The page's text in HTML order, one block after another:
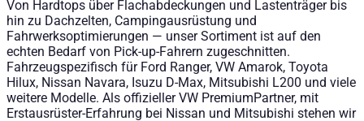
Von Hardtops über Flachabdeckungen und Lastenträger bis
hin zu Dachzelten, Campingausrüstung und
Fahrwerksoptimierungen — unser Sortiment ist auf den
echten Bedarf von Pick-up-Fahrern zugeschnitten.
Fahrzeugspezifisch für Ford Ranger, VW Amarok, Toyota
Hilux, Nissan Navara, Isuzu D-Max, Mitsubishi L200 und viele
weitere Modelle. Als offizieller VW PremiumPartner, mit
Erstausrüster-Erfahrung bei Nissan und Mitsubishi stehen wir